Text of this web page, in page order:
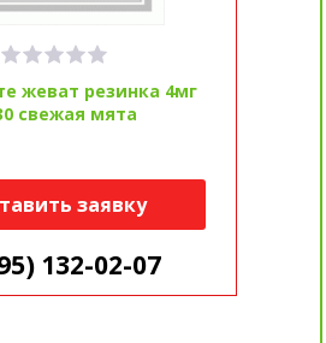
жеват резинка 4мг
свежая мята
заявку
132-02-07